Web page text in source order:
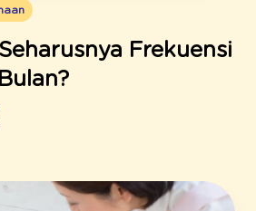
Frekuensi